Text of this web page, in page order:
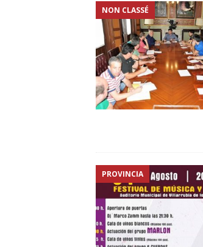
NON CLASSÉ
PROVINCIA